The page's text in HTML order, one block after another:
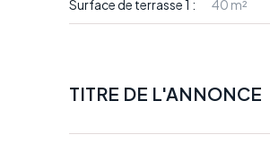
Surface de terrasse 1 : 40 m²
TITRE DE L'ANNONCE